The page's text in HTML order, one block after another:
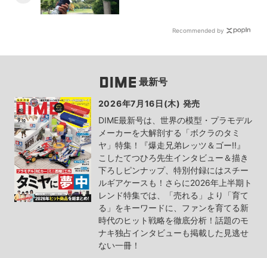
Recommended by
最新号
2026年7月16日(木) 発売
DIME最新号は、世界の模型・プラモデル
メーカーを大解剖する「ボクラのタミ
ヤ」特集！『爆走兄弟レッツ＆ゴー!!』
こしたてつひろ先生インタビュー＆描き
下ろしピンナップ、特別付録にはスチー
ルギアケースも！さらに2026年上半期ト
レンド特集では、「売れる」より「育て
る」をキーワードに、ファンを育てる新
時代のヒット戦略を徹底分析！話題のモ
ナキ独占インタビューも掲載した見逃せ
ない一冊！